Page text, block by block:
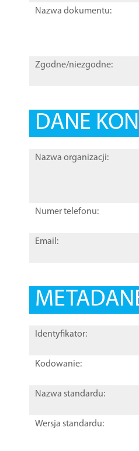
Nazwa dokumentu:
Zgodne/niezgodne:
DANE
Nazwa organizacji:
Numer telefonu:
Email:
Identyfikator:
Kodowanie:
Nazwa standardu:
Wersja standardu: